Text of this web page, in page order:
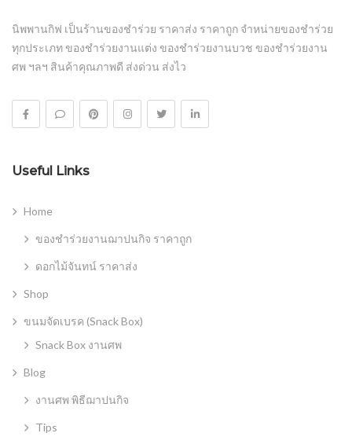
นิพพานกิฟ เป็นร้านของชำร่วย ราคาส่ง ราคาถูก จำหน่ายของชำร่วย
ทุกประเภท ของชำร่วยงานแต่ง ของชำร่วยงานบวช ของชำร่วยงาน
ศพ ฯลฯ สินค้าคุณภาพดี ส่งด่วน ส่งไว
Useful Links
Home
ของชำร่วยงานฌาปนกิจ ราคาถูก
ดอกไม้จันทน์ ราคาส่ง
Shop
ขนมจัดเบรค (Snack Box)
Snack Box งานศพ
Blog
งานศพ พิธีฌาปนกิจ
Tips